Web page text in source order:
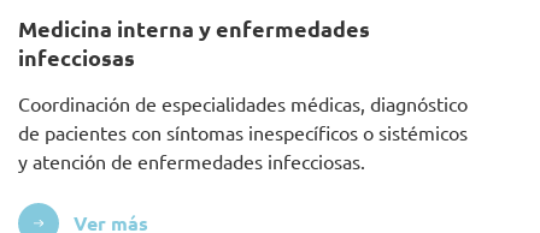
Medicina interna y enfermedades
infecciosas
Coordinación de especialidades médicas, diagnóstico
de pacientes con síntomas inespecíficos o sistémicos
y atención de enfermedades infecciosas.
Ver más